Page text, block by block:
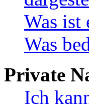
Was ist
Was
Private
Ich